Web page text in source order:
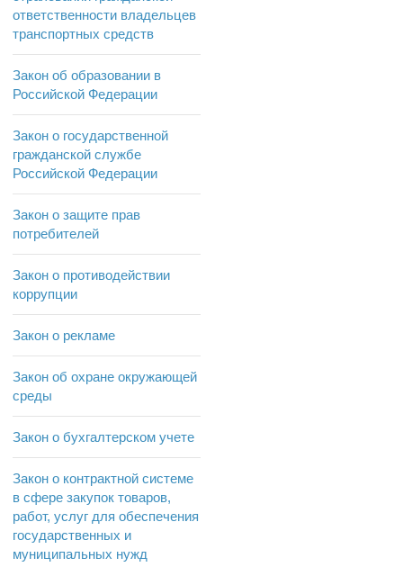
ответственности владельцев
транспортных средств
Закон об образовании в
Российской Федерации
Закон о государственной
гражданской службе
Российской Федерации
Закон о защите прав
потребителей
Закон о противодействии
коррупции
Закон о рекламе
Закон об охране окружающей
среды
Закон о бухгалтерском учете
Закон о контрактной системе
в сфере закупок товаров,
работ, услуг для обеспечения
государственных и
муниципальных нужд